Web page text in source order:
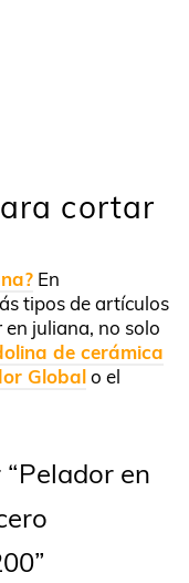
cortar
En
tipos de artículos
juliana, no solo
de cerámica
Globalo el
en